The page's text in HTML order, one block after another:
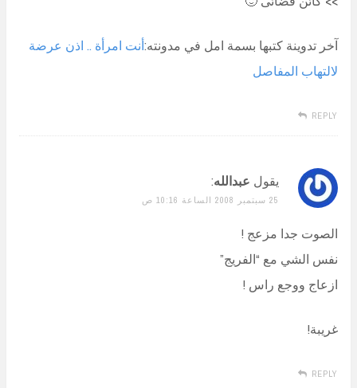
آخر تدوينة كتبها بسمة امل في مدونته:أنت امرأة .. اذن عرضة
لالتهاب المفاصل
REPLY
يقول عبدالله:
25 سبتمبر 2008 الساعة 10:16 ص
الصوت جدا مزعج !
نفس الشي مع “الفريج”
ازعاج ووجع راس !
غريبة!
REPLY